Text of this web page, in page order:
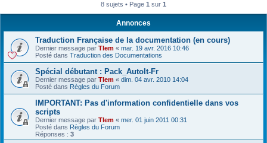
r
8 sujets • Page 1 sur 1
Annonces
Traduction Française de la documentation (en cours)
Dernier message par Tlem « mar. 19 avr. 2016 10:46
Posté dans Traduction des Documentations
Spécial débutant : Pack_AutoIt-Fr
Dernier message par Tlem « dim. 04 avr. 2010 14:04
Posté dans Règles du Forum
IMPORTANT: Pas d'information confidentielle dans vos
scripts
Dernier message par Tlem « mer. 01 juin 2011 00:31
Posté dans Règles du Forum
Réponses : 3